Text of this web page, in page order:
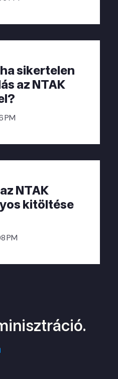
sikertelen
az NTAK
PM
NTAK
kitöltése
PM